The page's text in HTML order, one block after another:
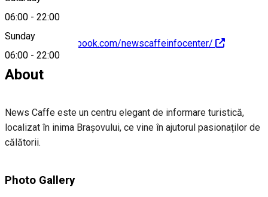
06:00 - 22:00
Sunday
06:00 - 22:00
https://www.facebook.com/newscaffeinfocenter/
About
News Caffe este un centru elegant de informare turistică,
localizat în inima Brașovului, ce vine în ajutorul pasionaților de
călătorii.
Photo Gallery